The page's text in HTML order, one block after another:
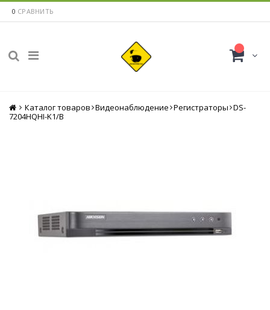
0 СРАВНИТЬ
Главная
Каталог товаров Видеонаблюдение Регистраторы DS-
7204HQHI-K1/B